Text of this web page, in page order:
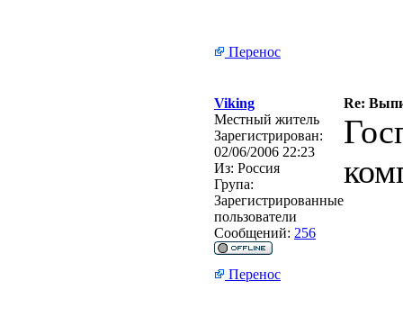
Перенос
Viking
Re:
Местный житель
Зарегистрирован:
02/06/2006 22:23
Из: Россия
Група:
Зарегистрированные
пользователи
Сообщений: 256
Перенос